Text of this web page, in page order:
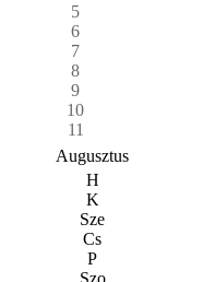
5
6
7
8
9
10
11
Augusztus
H
K
Sze
Cs
P
Szo